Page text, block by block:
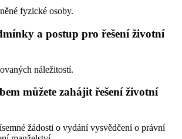
fyzické osoby.
a postup pro řešení životní
náležitostí.
můžete zahájit řešení životní
žádosti o vydání vysvědčení o právní